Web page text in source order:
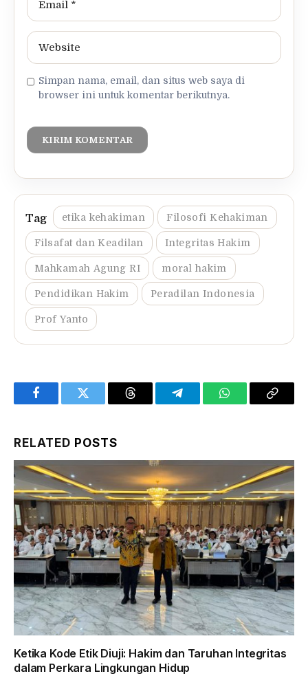
Simpan nama, email, dan situs web saya di
browser ini untuk komentar berikutnya.
etika kehakiman Filosofi Kehakiman
Filsafat dan Keadilan Integritas Hakim
Mahkamah Agung RI moral hakim
Pendidikan Hakim Peradilan Indonesia
Prof Yanto
FacebookTwitter Threads TelegramWhatsAppCopy
RELATED POSTS
Ketika Kode Etik Diuji: Hakim dan Taruhan Integritas
dalam Perkara Lingkungan Hidup